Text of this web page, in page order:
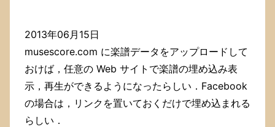
2013年06月15日
musescore.com に楽譜データをアップロードして
おけば，任意の Web サイトで楽譜の埋め込み表
示，再生ができるようになったらしい．Facebook
の場合は，リンクを置いておくだけで埋め込まれる
らしい．